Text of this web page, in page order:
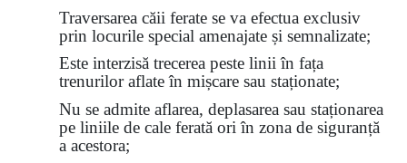
Traversarea căii ferate se va efectua exclusiv
prin locurile special amenajate și semnalizate;
Este interzisă trecerea peste linii în fața
trenurilor aflate în mișcare sau staționate;
Nu se admite aflarea, deplasarea sau staționarea
pe liniile de cale ferată ori în zona de siguranță
a acestora;